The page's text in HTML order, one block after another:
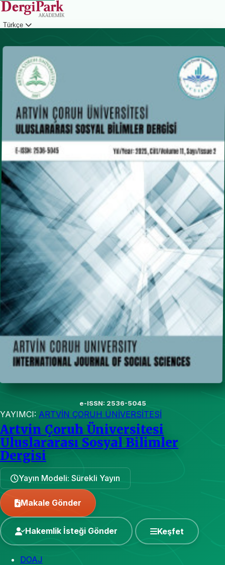
Türkçe
e-ISSN: 2536-5045
YAYIMCI: ARTVİN ÇORUH ÜNİVERSİTESİ
Artvin Çoruh Üniversitesi
Uluslararası Sosyal Bilimler
Dergisi
Yayın Modeli: Sürekli Yayın
Makale Gönder
Hakemlik İsteği Gönder Keşfet
DOAJ